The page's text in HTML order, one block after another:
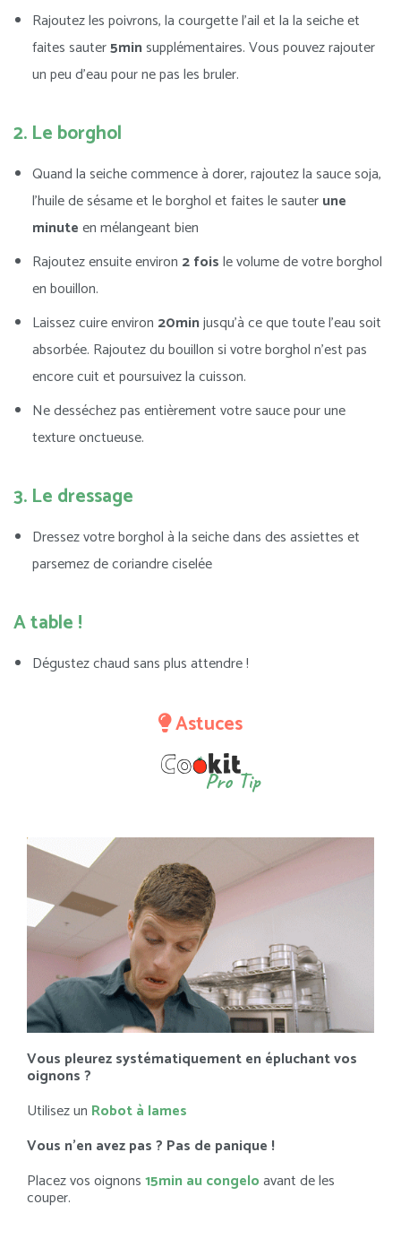
Rajoutez les poivrons, la courgette l’ail et la la seiche et
faites sauter5minsupplémentaires. Vous pouvez rajouter
un peu d’eau pour ne pas les bruler.
2. Le borghol
Quand la seiche commence à dorer, rajoutez la sauce soja,
l’huile de sésame et le borghol et faites le sauterune
minuteen mélangeant bien
Rajoutez ensuite environ 2 foisle volume de votre borghol
en bouillon.
Laissez cuire environ 20minjusqu’à ce que toute l’eau soit
absorbée. Rajoutez du bouillon si votre borghol n’est pas
encore cuit et poursuivez la cuisson.
Ne desséchez pas entièrement votre sauce pour une
texture onctueuse.
3. Le dressage
Dressez votre borghol à la seiche dans des assiettes et
parsemez de coriandre ciselée
A table !
Dégustez chaud sans plus attendre !
Astuces
Pro Tip
Vous pleurez systématiquement en épluchant vos
oignons ?
Utilisez un Robot à lames
Vous n’en avez pas ? Pas de panique !
Placez vos oignons15min au congeloavant de les
couper.